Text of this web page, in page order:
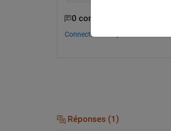
0 commentaires
Connectez-vous pour commenter.
Réponses (1)